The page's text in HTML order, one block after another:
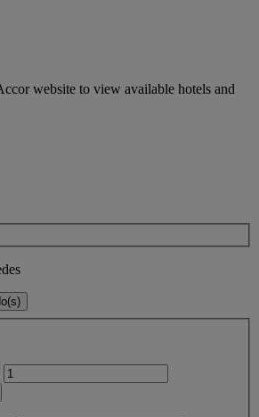
website to view available hotels and